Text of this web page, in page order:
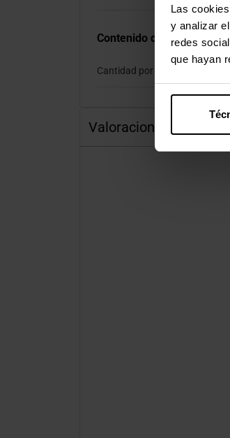
Las
y analizar
redes
que hayan
Contenido del embalaje
Cantidad por paquete
Valoraciones